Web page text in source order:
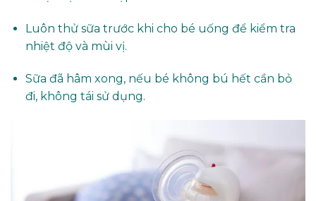
Luôn thử sữa trước khi cho bé uống để kiểm tra
nhiệt độ và mùi vị.
Sữa đã hâm xong, nếu bé không bú hết cần bỏ
đi, không tái sử dụng.